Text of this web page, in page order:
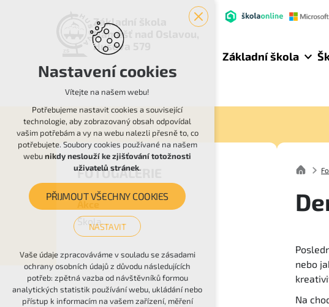
Základní škola
Náměšť nad Oslavou,
Husova 579
Základní škola
nebo
Na
FOTOGALERIE
Akce
Škola
Nastavení cookies
Vítejte na našem webu!
Potřebujeme nastavit cookies a související
technologie, aby zobrazovaný obsah odpovídal
vašim potřebám a vy na webu nalezli přesně to, co
potřebujete. Soubory cookies používané na našem
webunikdy neslouží ke zjišťování totožnosti
uživatelů stránek.
PŘIJMOUT VŠECHNY COOKIES
NASTAVIT
Technická cookies
nutná pro provozování webu
udržení kontextu stránek (session): případná
přihlášení, volby jazyka, apod.
Vaše údaje zpracováváme v souladu se zásadami
ochrany osobních údajů z důvodu následujících
potřeb: zpětná vazba od návštěvníků formou
analytických statistik používání webu, ukládání nebo
přístup k informacím na vašem zařízení, měření